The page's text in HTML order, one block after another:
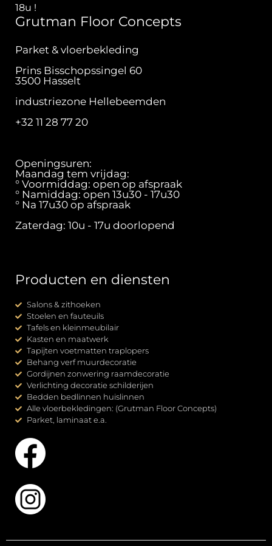
18u !
Grutman Floor Concepts
Parket & vloerbekleding
Prins Bisschopssingel 60
3500 Hasselt
industriezone Hellebeemden
+32 11 28 77 20
Openingsuren:
Maandag tem vrijdag:
° Voormiddag: open op afspraak
° Namiddag: open 13u30 - 17u30
° Na 17u30 op afspraak
Zaterdag: 10u - 17u doorlopend
Producten en diensten
Salons & zithoeken
Stoelen en fauteuils
Tafels en kleinmeubilair
Kasten en maatwerk
Tapijten voetmatten traplopers
Behang verf muurdecoratie
Gordijnen zonwering raamdecoratie
Verlichting decoratie schilderijen
Bedden bedlinnen huislinnen
Alle vloerbekledingen: (Grutman Floor Concepts)
Parket, laminaat e.a.